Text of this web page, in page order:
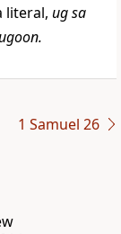
literal, ug sa
1 Samuel 26